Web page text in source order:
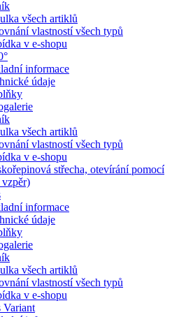
všech artiklů
vlastností všech typů
v e-shopu
informace
údaje
všech artiklů
vlastností všech typů
v e-shopu
střecha, otevírání pomocí
informace
údaje
všech artiklů
vlastností všech typů
v e-shopu
Variant